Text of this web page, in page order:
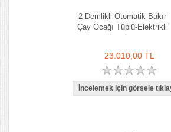
2 Demlikli Otomatik Bakır
Çay Ocağı Tüplü-Elektrikli
23.010,00 TL